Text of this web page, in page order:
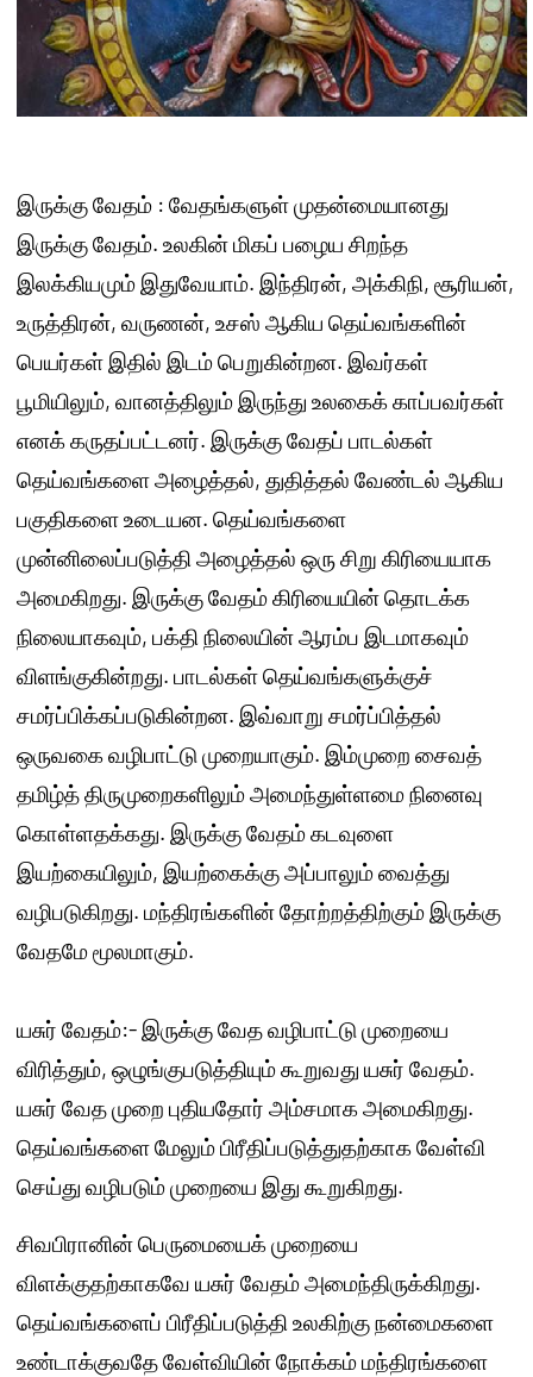
இருக்கு வேதம் : வேதங்களுள் முதன்மையானது
இருக்கு வேதம். உலகின் மிகப் பழைய சிறந்த
இலக்கியமும் இதுவேயாம். இந்திரன், அக்கிநி, சூரியன்,
உருத்திரன், வருணன், உசஸ் ஆகிய தெய்வங்களின்
பெயர்கள் இதில் இடம் பெறுகின்றன. இவர்கள்
பூமியிலும், வானத்திலும் இருந்து உலகைக் காப்பவர்கள்
எனக் கருதப்பட்டனர். இருக்கு வேதப் பாடல்கள்
தெய்வங்களை அழைத்தல், துதித்தல் வேண்டல் ஆகிய
பகுதிகளை உடையன. தெய்வங்களை
முன்னிலைப்படுத்தி அழைத்தல் ஒரு சிறு கிரியையாக
அமைகிறது. இருக்கு வேதம் கிரியையின் தொடக்க
நிலையாகவும், பக்தி நிலையின் ஆரம்ப இடமாகவும்
விளங்குகின்றது. பாடல்கள் தெய்வங்களுக்குச்
சமர்ப்பிக்கப்படுகின்றன. இவ்வாறு சமர்ப்பித்தல்
ஒருவகை வழிபாட்டு முறையாகும். இம்முறை சைவத்
தமிழ்த் திருமுறைகளிலும் அமைந்துள்ளமை நினைவு
கொள்ளதக்கது. இருக்கு வேதம் கடவுளை
இயற்கையிலும், இயற்கைக்கு அப்பாலும் வைத்து
வழிபடுகிறது. மந்திரங்களின் தோற்றத்திற்கும் இருக்கு
வேதமே மூலமாகும்.
யசுர் வேதம்:- இருக்கு வேத வழிபாட்டு முறையை
விரித்தும், ஒழுங்குபடுத்தியும் கூறுவது யசுர் வேதம்.
யசுர் வேத முறை புதியதோர் அம்சமாக அமைகிறது.
தெய்வங்களை மேலும் பிரீதிப்படுத்துதற்காக வேள்வி
செய்து வழிபடும் முறையை இது கூறுகிறது.
சிவபிரானின் பெருமையைக் முறையை
விளக்குதற்காகவே யசுர் வேதம் அமைந்திருக்கிறது.
தெய்வங்களைப் பிரீதிப்படுத்தி உலகிற்கு நன்மைகளை
உண்டாக்குவதே வேள்வியின் நோக்கம் மந்திரங்களை